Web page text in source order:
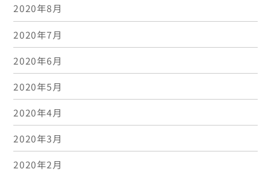
2020年8月
2020年7月
2020年6月
2020年5月
2020年4月
2020年3月
2020年2月